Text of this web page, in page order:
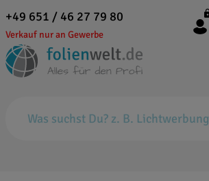
+49 651 / 46 27 79 80
Verkauf nur an Gewerbe